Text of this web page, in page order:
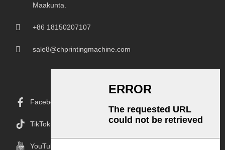
Maakunta.
+86 18150207107
sale8@chprintingmachine.com
Facebook
TikTok
YouTube